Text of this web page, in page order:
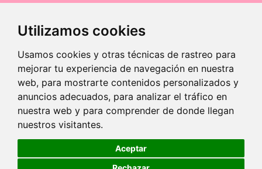
Utilizamos cookies
Usamos cookies y otras técnicas de rastreo para
mejorar tu experiencia de navegación en nuestra
web, para mostrarte contenidos personalizados y
anuncios adecuados, para analizar el tráfico en
nuestra web y para comprender de donde llegan
nuestros visitantes.
Aceptar
46,95 € +
-
RECIBE NUESTRAS ÚLTIMAS NOVEDADES
Acepto la política de privacidad